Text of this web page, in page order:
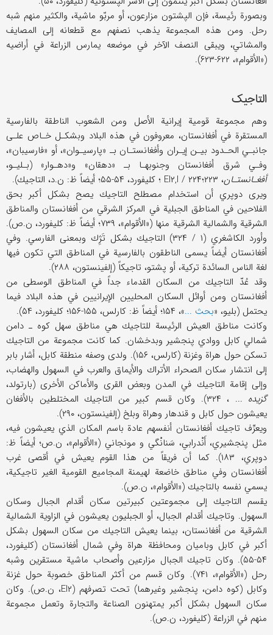
وبصورة رئيسة، فإن الپشتون مزارعون، أو مربّو ماشية، والكثير منهم شبه
رحل. ومن هذه المجموعة يذهب نصفهم مع قطعانه إلى المصايف
والمشاتي، ويبقى النصف الآخر في موضعه يمارس الزراعة في أراضيه
(«الأقوام»، ۶۲۲-۶۲۳).
التاجيك
وهم مجموعة قومية إيرانية الأصل ومن الشعوب الناطقة بالفارسية
المستقرة في أفغانستان، معروفون في هذه البلاد وبشكـل خـاص علـى
جانبـي الحـدود بيـن إيـران وأفغانستـان بـ «پارسيـوان»، أو «فارسيبان»،
وفـي شرق أفغانستان وجنوبهـا بـ «دهقان» و«دهـوار» (بـليـو،
أفغـانستـان، ۲۲۳؛EI۲,I / ۲۲۴ ؛ كليفورد، ۵۴-۵۵؛ أيضاً ظ: ن.د، التاجيك).
ويرى دوپري أن استخدام مصطلح التاجيك يصح بشكل أكبر بحق
الفلاحين في المناطق الجبلية في المركز الشرقي من أفغانستان والمناطق
الشرقية والشمالية الشرقية منها («الأقوام»، ۷۳۹؛ أيضاً ظ: كليفورد، ن.ص).
وأورد الكاشغري (۱ / ۳۲۴) التاجيك بشكل تَژِك وبمعنى الفارسي. وفي
أفغانستان أيضاً يسمى الناطقون بالفارسية في المناطق التي تكون فيها
لغة الناس السائدة تركية، أو پشتو، تاجيكاً (إلفينستون، ۲۸۸).
وقد عُدّ التاجيك من السكان القدماء جداً في المناطق الوسطى من
أفغانستان ومن أوائل السكان المحليين الإيرانيين في هذه البلاد فيما
يحتمل (بليو، «بحث ...»، ۱۵۴؛ أيضاً ظ: كارلس، ۱۵۵-۱۵۶؛ كليفورد، ۵۴).
وكانت مناطق العيش الرئيسة للتاجيك هي مناطق سهل كوه ـ دامن
شمالي كابل ووادي پنجشير وبدخشان. كما كانت مجموعة من التاجيك
تسكن حول هراة وغزنة (كارلس، ۱۵۶). ولدى وصفه منطقة كابل، أشار بابر
إلى انتشار سكان الصحراء الأتراك والأيماق والعرب في السهول والهضاب،
وإلى إقامة التاجيك في المدن وبعض القرى والأماكن الأخرى (بارتولد،
گزيده
... ، ۳۲۴). وكان قسم كبير من التاجيك المختلطين بالأفغان
يعيشون حول كابل و قندهار وهراة وبلخ (إلفينستون، ۲۹۰).
ويعرِّف تاجيك أفغانستان أنفسهم عادة باسم المكان الذي يعيشون فيه،
مثل پنجشيري، أَنْدرابي، سَنانْگي و مونجاني («الأقوام»، ن.ص؛ أيضاً ظ:
دوپري، ۱۸۳). كما أن فريقاً من هذا القوم يعيش في أقصى غرب
أفغانستان وفي مناطق خاضعة لهيمنة المجاميع القومية الغير تاجيكية،
يسمي نفسه بالتاجيك («الأقوام»، ن.ص).
يقسم التاجيك إلى مجموعتين كبيرتين سكان أقدام الجبال وسكان
السهول. وتاجيك أقدام الجبال، أو الجبليون يعيشون في الزاوية الشمالية
الشرقية من أفغانستان، بينما يعيش التاجيك من سكان السهول بشكل
أكبر في كابل وباميان ومحافظة هراة وفي شمال أفغانستان (كليفورد،
۵۴-۵۵). وكان تاجيك الجبال مزارعين وأصحاب ماشية مستقرين وشبه
رحل («الأقوام»، ۷۴۱). وكان قسم من أكثر المناطق خصوبة حول غزنة
وكابل (كوه دامن، پنجشير وغيرهما) تحت تصرفهم (EI۲، ن.ص). وكان
سكان السهول بشكل أكبر يمتهنون الصناعة والتجارة وتعمل مجموعة
منهم في الزراعة (كليفورد، ن.ص).